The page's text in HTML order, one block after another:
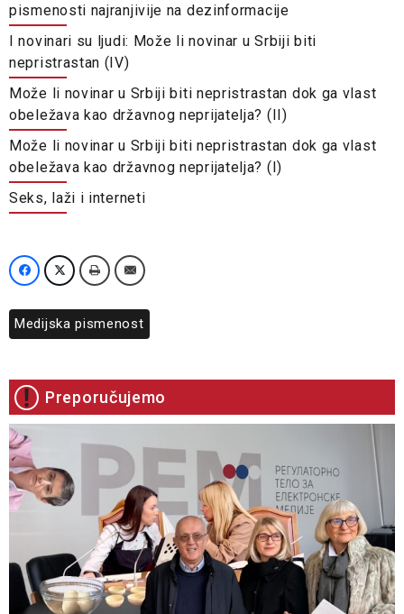
pismenosti najranjivije na dezinformacije
I novinari su ljudi: Može li novinar u Srbiji biti
nepristrastan (IV)
Može li novinar u Srbiji biti nepristrastan dok ga vlast
obeležava kao državnog neprijatelja? (II)
Može li novinar u Srbiji biti nepristrastan dok ga vlast
obeležava kao državnog neprijatelja? (I)
Seks, laži i interneti
Medijska pismenost
Preporučujemo